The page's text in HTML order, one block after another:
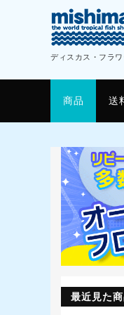
ディスカス・フラ
商品 送
最近見た